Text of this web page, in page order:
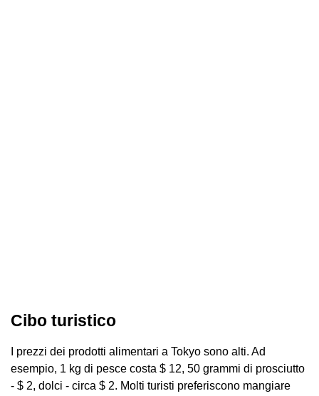
Cibo turistico
I prezzi dei prodotti alimentari a Tokyo sono alti. Ad
esempio, 1 kg di pesce costa $ 12, 50 grammi di prosciutto
- $ 2, dolci - circa $ 2. Molti turisti preferiscono mangiare